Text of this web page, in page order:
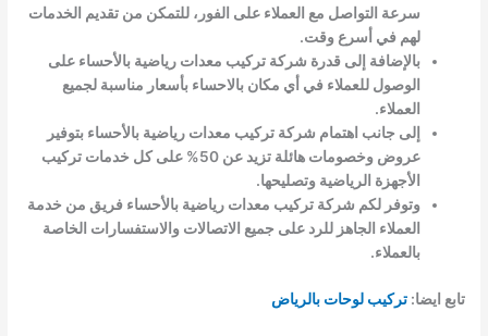
سرعة التواصل مع العملاء على الفور، للتمكن من تقديم الخدمات
لهم في أسرع وقت.
بالإضافة إلى قدرة شركةتركيب معدات رياضية بالأحساء على
الوصول للعملاء في أي مكان بالاحساء بأسعار مناسبة لجميع
العملاء.
إلى جانب اهتمام شركةتركيب معدات رياضية بالأحساء بتوفير
عروض وخصومات هائلة تزيد عن 50% على كل خدمات تركيب
الأجهزة الرياضية وتصليحها.
وتوفر لكم شركةتركيب معدات رياضية بالأحساء فريق من خدمة
العملاء الجاهز للرد على جميع الاتصالات والاستفسارات الخاصة
بالعملاء.
تابع ايضا:تركيب لوحات بالرياض